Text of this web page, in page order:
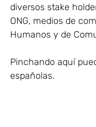
diversos stake
ONG, medios de
Humanos y de
Pinchando aquí
españolas.